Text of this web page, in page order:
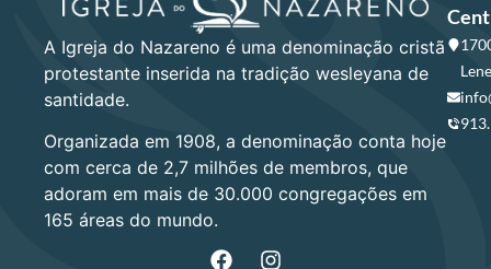
A Igreja do Nazareno é uma denominação cristã
protestante inserida na tradição wesleyana de
santidade.
Organizada em 1908, a denominação conta hoje
com cerca de 2,7 milhões de membros, que
adoram em mais de 30.000 congregações em
165 áreas do mundo.